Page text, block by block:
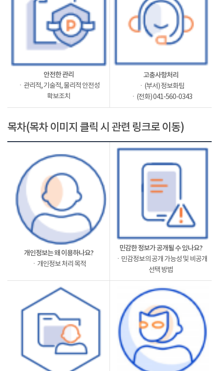
안전한 관리
ㆍ관리적, 기술적, 물리적 안전성
확보조치
고충사항처리
ㆍ(부서) 정보화팀
ㆍ(전화) 041-560-0343
목차(목차 이미지 클릭 시 관련 링크로 이동)
개인정보는 왜 이용하나요?
ㆍ개인정보 처리 목적
민감한 정보가 공개될 수 있나요?
ㆍ민감정보의 공개 가능성 및 비공개
선택 방법